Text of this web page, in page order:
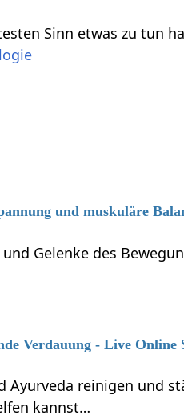
und muskuläre
Gelenke des
Verdauung - Live Online
Ayurveda reinigen und
kannst…